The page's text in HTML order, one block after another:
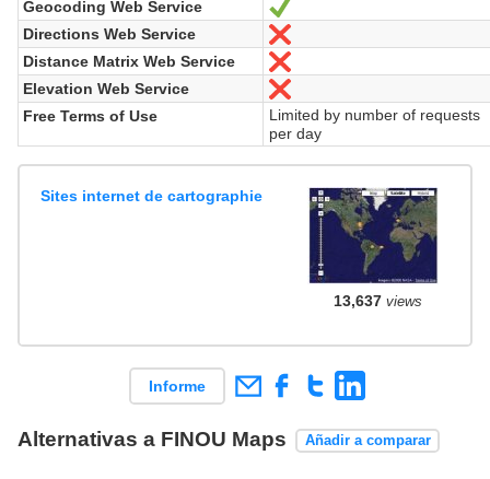
Geocoding Web Service
Sí
Directions Web Service
No
Distance Matrix Web Service
No
Elevation Web Service
No
Free Terms of Use
Limited by number of requests
per day
Sites internet de cartographie
13,637views
Informe
Alternativas a FINOU Maps Añadir a comparar